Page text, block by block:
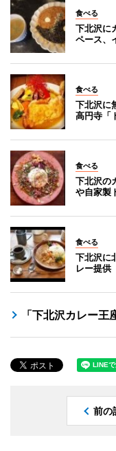
食べる
下北沢に
ペース、
食べる
下北沢に
高円寺「
食べる
下北沢の
や自家製
食べる
下北沢に
レー提供
「下北沢カレー王
前の